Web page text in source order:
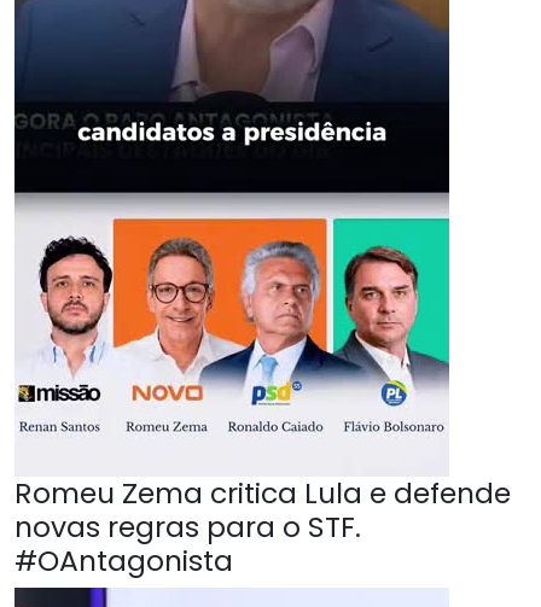
Romeu Zema critica Lula e defende
novas regras para o STF.
#OAntagonista